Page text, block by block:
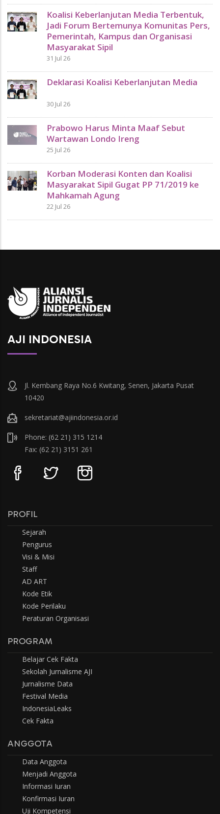
Koalisi Keberlanjutan Media Terbentuk,
Jadi Forum Bertemunya Komunitas Pers,
Pemerintah, Kampus dan Organisasi
Masyarakat Sipil
31 Jul 26
Deklarasi Koalisi Keberlanjutan Media
30 Jul 26
Prabowo Harus Minta Maaf Sebut
Wartawan Londo Ireng
25 Jul 26
Korban Moderasi Konten dan Koalisi
Masyarakat Sipil Gugat PP 71/2019 ke
Mahkamah Agung
22 Jul 26
AJI INDONESIA
Jl. Kembang Raya No.6 Kwitang, Senen, Jakarta Pusat
10420
sekretariat@ajiindonesia.or.id
Phone: (62 21) 315 1214
Fax: (62 21) 3151 261
PROFIL
Sejarah
Pengurus
Visi & Misi
Staff
AD ART
Kode Etik
Kode Perilaku
Peraturan Organisasi
PROGRAM
Belajar Cek Fakta
Sekolah Jurnalisme AJI
Jurnalisme Data
Festival Media
IndonesiaLeaks
Cek Fakta
ANGGOTA
Data Anggota
Menjadi Anggota
Informasi Iuran
Konfirmasi Iuran
Uji Kompetensi